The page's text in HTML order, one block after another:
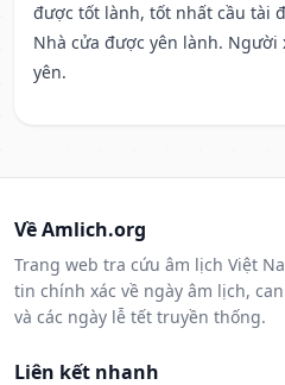
được tốt lành, tốt nhất cầu tài
Nhà cửa được yên lành.
yên.
Về Amlich.org
Trang web tra cứu âm lịch Việt
tin chính xác về ngày âm lịch,
và các ngày lễ tết truyền thống.
Liên kết nhanh